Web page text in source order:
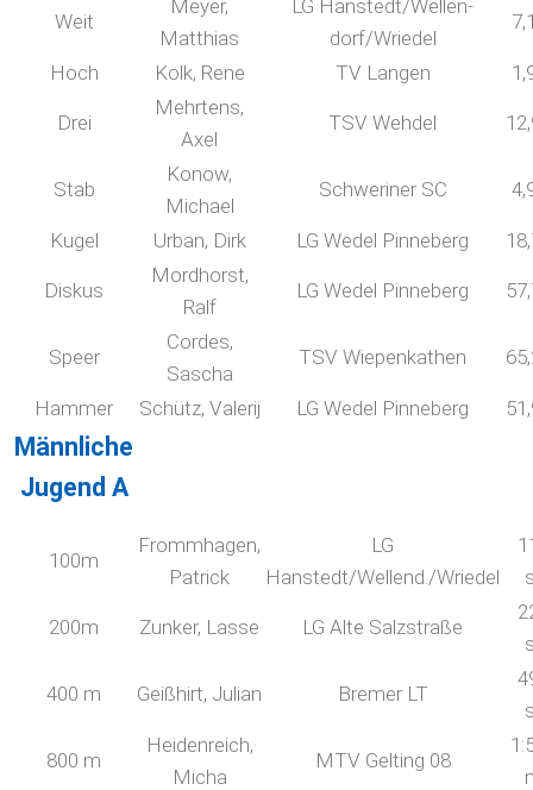
Weit
Meyer,
Matthias
LG Hanstedt/Wellen-
dorf/Wriedel
Hoch Kolk, Rene TV Langen
Drei
Mehrtens,
Axel
TSV Wehdel
Stab
Konow,
Michael
Schweriner SC
Kugel Urban, Dirk LG Wedel Pinneberg
Diskus
Mordhorst,
Ralf
LG Wedel Pinneberg
Speer
Cordes,
Sascha
TSV Wiepenkathen
Hammer Schütz, Valerij LG Wedel Pinneberg
Männliche
Jugend A
100m
Frommhagen,
Patrick
LG
Hanstedt/Wellend./Wriedel
200m Zunker, Lasse LG Alte Salzstraße
400 m Geißhirt, Julian Bremer LT
800 m
Heidenreich,
Micha
MTV Gelting 08